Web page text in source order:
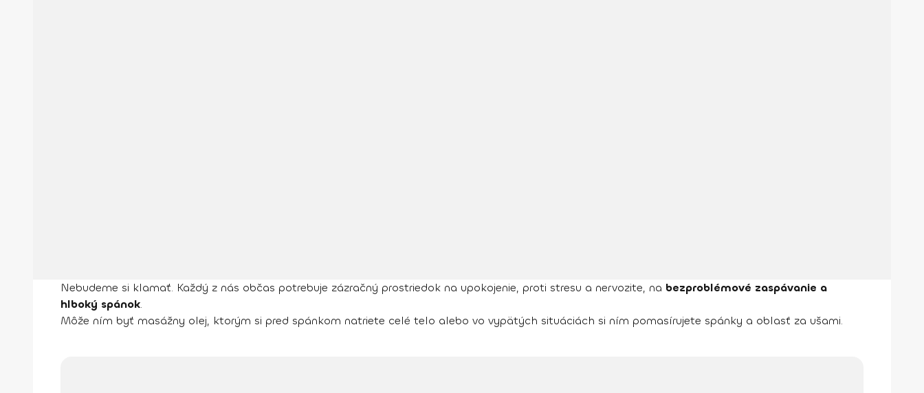
Nebudeme si klamať. Každý z nás občas potrebuje zázračný prostriedok na upokojenie, proti stresu a nervozite, na bezproblémové zaspávanie a
hlboký spánok.
Môže ním byť masážny olej, ktorým si pred spánkom natriete celé telo alebo vo vypätých situáciách si ním pomasírujete spánky a oblasť za ušami.